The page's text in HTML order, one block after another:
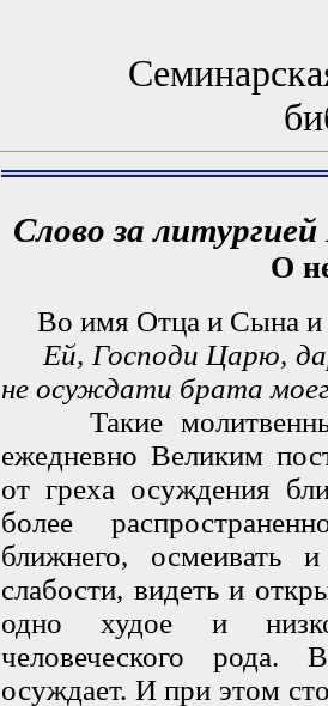
Слово за
О
Во имя Отца и Сына и
Ей, Господи Царю,
не осуждати брата
Такие молитвенные
ежедневно Великим
от греха осуждения
более
ближнего, осмеивать
слабости, видеть и
одно худое и
человеческого
осуждает. И при этом